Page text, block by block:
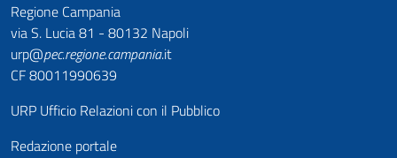
Regione Campania
via S. Lucia 81 - 80132 Napoli
urp@pec.regione.campania.it
CF 80011990639
URP Ufficio Relazioni con il Pubblico
Redazione portale